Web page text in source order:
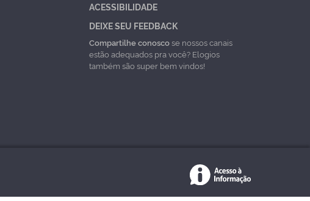
ACESSIBILIDADE
DEIXE SEU FEEDBACK
Compartilhe conoscose nossos canais
estão adequados pra você? Elogios
também são super bem vindos!